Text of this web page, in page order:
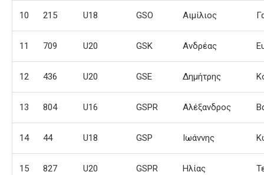
10 215 U18 GSO Αιμίλιος
11 709 U20 GSK Ανδρέας
12 436 U20 GSE Δημήτρης
13 804 U16 GSPR Αλέξανδρος
14 44 U18 GSP Ιωάννης
15 827 U20 GSPR Ηλίας